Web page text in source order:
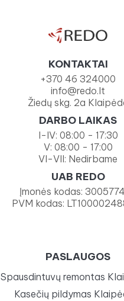
KONTAKTAI
+370 46 324000
info@redo.lt
Žiedų skg. 2a
DARBO LAIKAS
I-IV: 08:00 - 17:30
V: 08:00 - 17:00
VI-VII: Nedirbame
UAB REDO
Įmonės kodas:
PVM kodas:
PASLAUGOS
Spausdintuvų remontas
Kasečių pildymas